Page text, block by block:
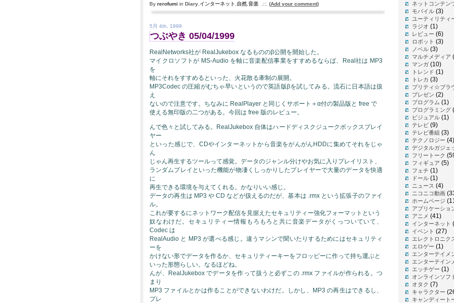
By rerofumi in Diary インターネット 自然 音楽 .::. (Add your comment)
5月 4th, 1999
つぶやき 05/04/1999
RealNetworks社が RealJukebox なるもののβ公開を開始した。
マイクロソフトが MS-Audio を軸に音楽配信事業をすすめるならば、Real社は MP3
を
軸にそれをすすめるといった、火花散る牽制の展開。
MP3Codec の圧縮がむちゃ早いというので英語版βを試してみる。流石に日本語は扱
え
ないので注意です。ちなみに RealPlayer と同じくサポート＋α付の製品版と free で
使える無印版の二つがある。今回は free 版のレビュー。
んで色々と試してみる。RealJukebox 自体はハードディスクジュークボックスプレイ
ヤー
といった感じで、CDやインターネットから音楽をがんがんHDDに集めてそれをじゃ
ん
じゃん再生するツールって感覚。データのジャンル分けやお気に入りプレイリスト、
ランダムプレイといった機能が物凄くしっかりしたプレイヤーで大量のデータを快適
に
再生できる環境を与えてくれる。かなりいい感じ。
データの再生は MP3 や CD などが扱えるのだが、基本は .rmx という拡張子のファイ
ル。
これが要するにネットワーク配信を見据えたセキュリティー強化フォーマットという
奴なわけだ。セキュリティー情報もろもろと共に音楽データがくっついていて、
Codec は
RealAudio と MP3 が選べる感じ。違うマシンで聞いたりするためにはセキュリティ
ーを
かけない形でデータを作るか、セキュリティーキーをフロッピーに作って持ち運ぶと
いった形態らしい。なるほどね。
んが、RealJukebox でデータを作って扱うと必ずこの .rmx ファイルが作られる。つ
まり
MP3 ファイルとかは作ることができないわけだ。しかし、MP3 の再生はできるし、
プレ
ネットコンテン
モバイル (3)
ユーティリティ
ラジオ (1)
レビュー (6)
ロボット (3)
ノベル (3)
マルチメディア
マンガ (10)
トレンド (1)
トレカ (3)
プリティ☆ブラ
プレゼン (2)
プログラム (1)
プログラミング
ビジュアル (1)
テレビ (9)
テレビ番組 (3)
テクノロジー (4)
デジタルガジェ
フリートーク
フィギュア (5)
フェチ (1)
ドール (1)
ニュース (4)
ニコニコ動画
ホームページ
アプリケーショ
アニメ (41)
インターネット
イベント (27)
エレクトロニク
エロゲー (1)
エンターテイメ
エンターテイン
エッチゲー (1)
オンラインソフ
オタク (7)
キャラクター
キャンディート